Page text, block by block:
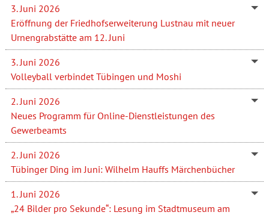
3. Juni 2026
Eröffnung der Friedhofserweiterung Lustnau mit neuer
Urnengrabstätte am 12. Juni
3. Juni 2026
Volleyball verbindet Tübingen und Moshi
2. Juni 2026
Neues Programm für Online-Dienstleistungen des
Gewerbeamts
2. Juni 2026
Tübinger Ding im Juni: Wilhelm Hauffs Märchenbücher
1. Juni 2026
„24 Bilder pro Sekunde“: Lesung im Stadtmuseum am